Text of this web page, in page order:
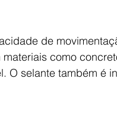
de
como
O selante também é